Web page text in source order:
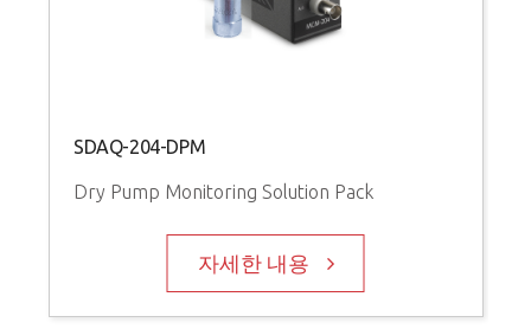
SDAQ-204-DPM
Dry Pump Monitoring Solution Pack
자세한 내용